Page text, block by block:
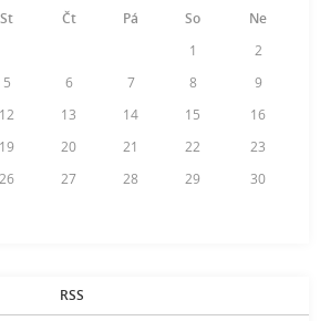
St Čt Pá So
Ne
1
2
5 6 7 8
9
12 13 14 15
16
19 20 21 22
23
26 27 28 29
30
RSS